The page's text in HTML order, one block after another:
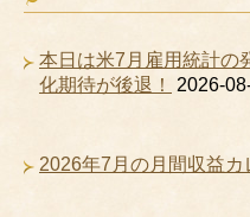
本日は米7月雇用統計の
化期待が後退！
2026-
2026年7月の月間収益カ